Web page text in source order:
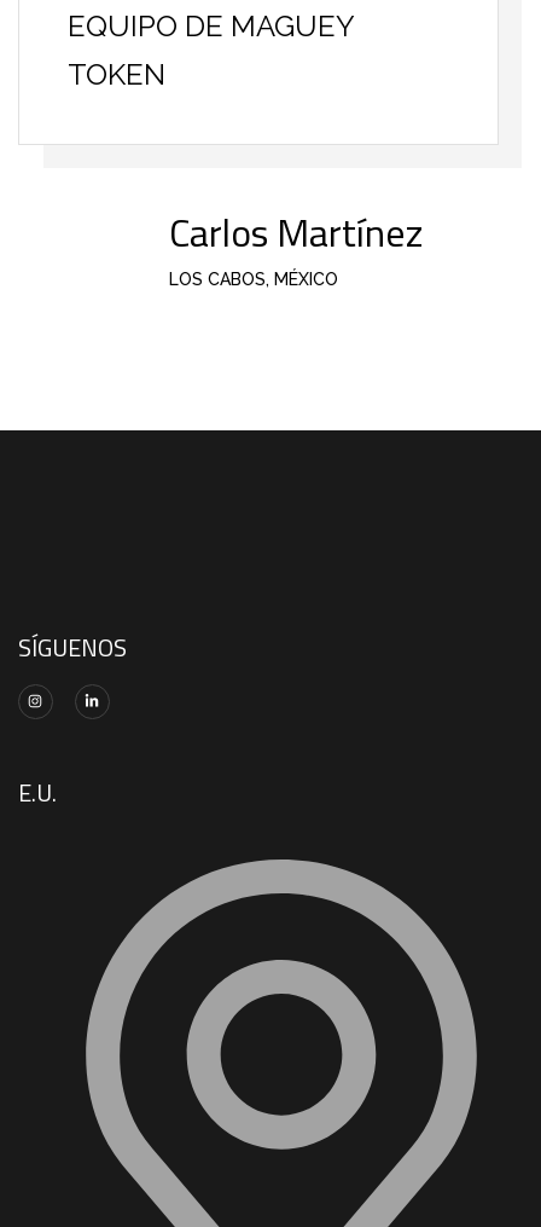
EQUIPO DE MAGUEY
TOKEN
Carlos Martínez
LOS CABOS, MÉXICO
SÍGUENOS
E.U.